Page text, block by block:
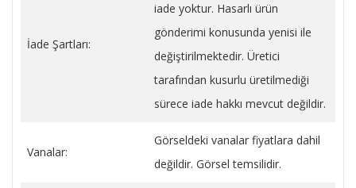
İade Şartları:
iade yoktur. Hasarlı ürün
gönderimi konusunda yenisi ile
değiştirilmektedir. Üretici
tarafından kusurlu üretilmediği
sürece iade hakkı mevcut değildir.
Vanalar:
Görseldeki vanalar fiyatlara dahil
değildir. Görsel temsilidir.